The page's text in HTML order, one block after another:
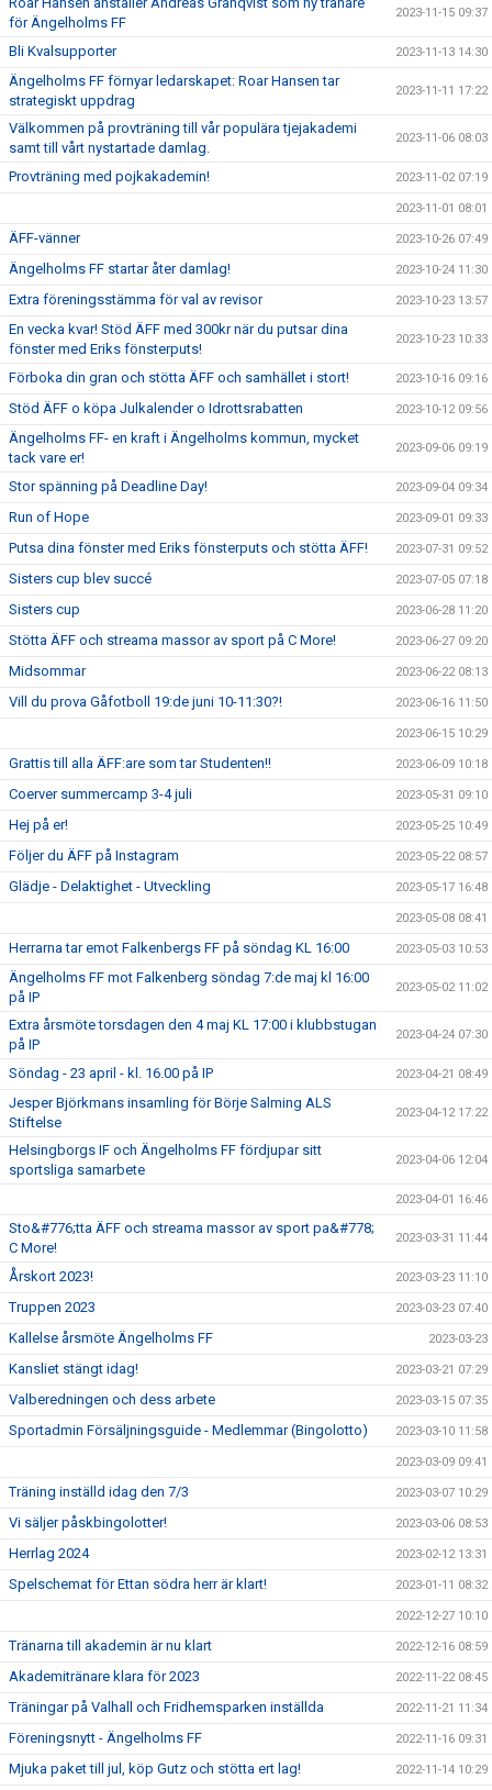
för Ängelholms FF
2023-11-15 09:37
Bli Kvalsupporter 2023-11-13 14:30
Ängelholms FF förnyar ledarskapet: Roar Hansen tar
strategiskt uppdrag
2023-11-11 17:22
Välkommen på provträning till vår populära tjejakademi
samt till vårt nystartade damlag.
2023-11-06 08:03
Provträning med pojkakademin! 2023-11-02 07:19
2023-11-01 08:01
ÄFF-vänner 2023-10-26 07:49
Ängelholms FF startar åter damlag! 2023-10-24 11:30
Extra föreningsstämma för val av revisor 2023-10-23 13:57
En vecka kvar! Stöd ÄFF med 300kr när du putsar dina
fönster med Eriks fönsterputs!
2023-10-23 10:33
Förboka din gran och stötta ÄFF och samhället i stort! 2023-10-16 09:16
Stöd ÄFF o köpa Julkalender o Idrottsrabatten 2023-10-12 09:56
Ängelholms FF- en kraft i Ängelholms kommun, mycket
tack vare er!
2023-09-06 09:19
Stor spänning på Deadline Day! 2023-09-04 09:34
Run of Hope 2023-09-01 09:33
Putsa dina fönster med Eriks fönsterputs och stötta ÄFF! 2023-07-31 09:52
Sisters cup blev succé 2023-07-05 07:18
Sisters cup 2023-06-28 11:20
Stötta ÄFF och streama massor av sport på C More! 2023-06-27 09:20
Midsommar 2023-06-22 08:13
Vill du prova Gåfotboll 19:de juni 10-11:30?! 2023-06-16 11:50
2023-06-15 10:29
Grattis till alla ÄFF:are som tar Studenten!! 2023-06-09 10:18
Coerver summercamp 3-4 juli 2023-05-31 09:10
Hej på er! 2023-05-25 10:49
Följer du ÄFF på Instagram 2023-05-22 08:57
Glädje - Delaktighet - Utveckling 2023-05-17 16:48
2023-05-08 08:41
Herrarna tar emot Falkenbergs FF på söndag KL 16:00 2023-05-03 10:53
Ängelholms FF mot Falkenberg söndag 7:de maj kl 16:00
på IP
2023-05-02 11:02
Extra årsmöte torsdagen den 4 maj KL 17:00 i klubbstugan
på IP
2023-04-24 07:30
Söndag - 23 april - kl. 16.00 på IP 2023-04-21 08:49
Jesper Björkmans insamling för Börje Salming ALS
Stiftelse
2023-04-12 17:22
Helsingborgs IF och Ängelholms FF fördjupar sitt
sportsliga samarbete
2023-04-06 12:04
2023-04-01 16:46
Sto&#776;tta ÄFF och streama massor av sport pa&#778;
C More!
2023-03-31 11:44
Årskort 2023! 2023-03-23 11:10
Truppen 2023 2023-03-23 07:40
Kallelse årsmöte Ängelholms FF 2023-03-23
Kansliet stängt idag! 2023-03-21 07:29
Valberedningen och dess arbete 2023-03-15 07:35
Sportadmin Försäljningsguide - Medlemmar (Bingolotto) 2023-03-10 11:58
2023-03-09 09:41
Träning inställd idag den 7/3 2023-03-07 10:29
Vi säljer påskbingolotter! 2023-03-06 08:53
Herrlag 2024 2023-02-12 13:31
Spelschemat för Ettan södra herr är klart! 2023-01-11 08:32
2022-12-27 10:10
Tränarna till akademin är nu klart 2022-12-16 08:59
Akademitränare klara för 2023 2022-11-22 08:45
Träningar på Valhall och Fridhemsparken inställda 2022-11-21 11:34
Föreningsnytt - Ängelholms FF 2022-11-16 09:31
Mjuka paket till jul, köp Gutz och stötta ert lag! 2022-11-14 10:29